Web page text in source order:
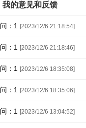
我的意见和反馈
问：1 [2023/12/6 21:18:54]
问：1 [2023/12/6 21:18:46]
问：1 [2023/12/6 18:35:08]
问：1 [2023/12/6 18:35:06]
问：1 [2023/12/6 13:04:52]